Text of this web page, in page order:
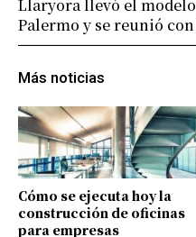
Más noticias
Cómo se ejecuta hoy la
construcción de oficinas
para empresas
Llaryora llevó el
Palermo y se reunió